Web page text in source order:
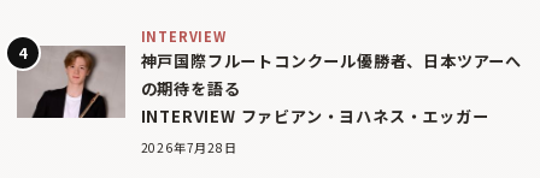
INTERVIEW
神戸国際フルートコンクール優勝者、日本ツアーへ
の期待を語る
INTERVIEW ファビアン・ヨハネス・エッガー
2026年7月28日